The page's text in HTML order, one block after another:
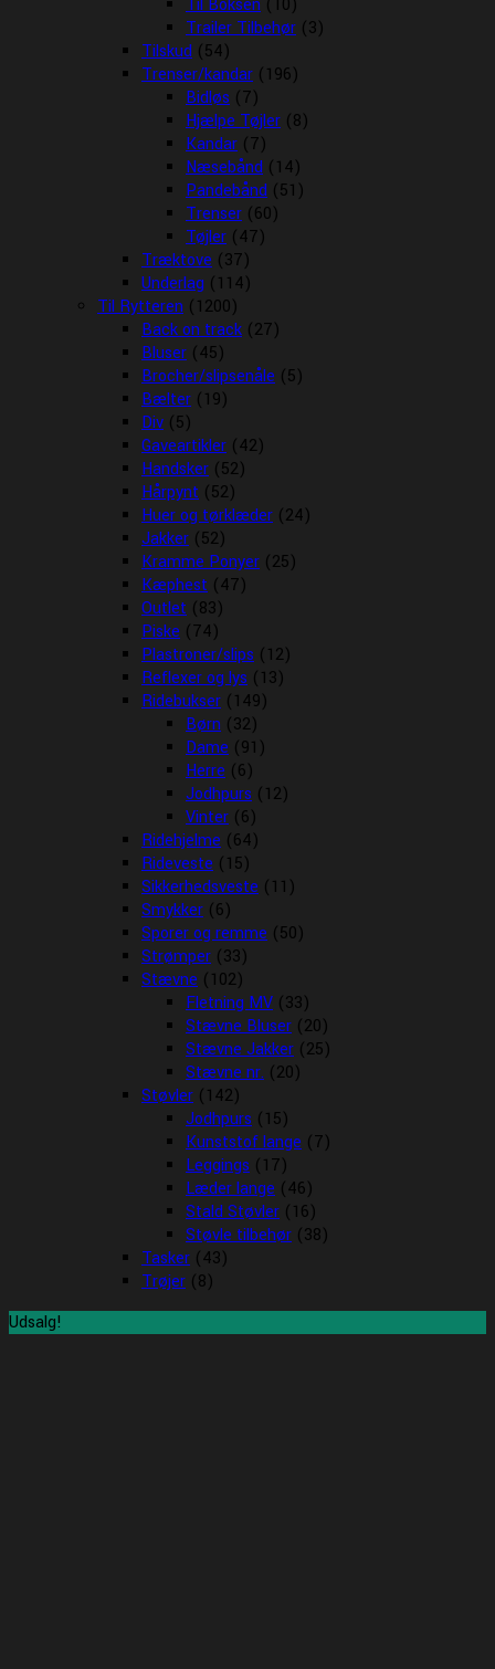
Til Boksen (10)
Trailer Tilbehør (3)
Tilskud (54)
Trenser/kandar (196)
Bidløs (7)
Hjælpe Tøjler (8)
Kandar (7)
Næsebånd (14)
Pandebånd (51)
Trenser (60)
Tøjler (47)
Træktove (37)
Underlag (114)
Til Rytteren (1200)
Back on track (27)
Bluser (45)
Brocher/slipsenåle (5)
Bælter (19)
Div (5)
Gaveartikler (42)
Handsker (52)
Hårpynt (52)
Huer og tørklæder (24)
Jakker (52)
Kramme Ponyer (25)
Kæphest (47)
Outlet (83)
Piske (74)
Plastroner/slips (12)
Reflexer og lys (13)
Ridebukser (149)
Børn (32)
Dame (91)
Herre (6)
Jodhpurs (12)
Vinter (6)
Ridehjelme (64)
Rideveste (15)
Sikkerhedsveste (11)
Smykker (6)
Sporer og remme (50)
Strømper (33)
Stævne (102)
Fletning MV (33)
Stævne Bluser (20)
Stævne Jakker (25)
Stævne nr. (20)
Støvler (142)
Jodhpurs (15)
Kunststof lange (7)
Leggings (17)
Læder lange (46)
Stald Støvler (16)
Støvle tilbehør (38)
Tasker (43)
Trøjer (8)
Udsalg!